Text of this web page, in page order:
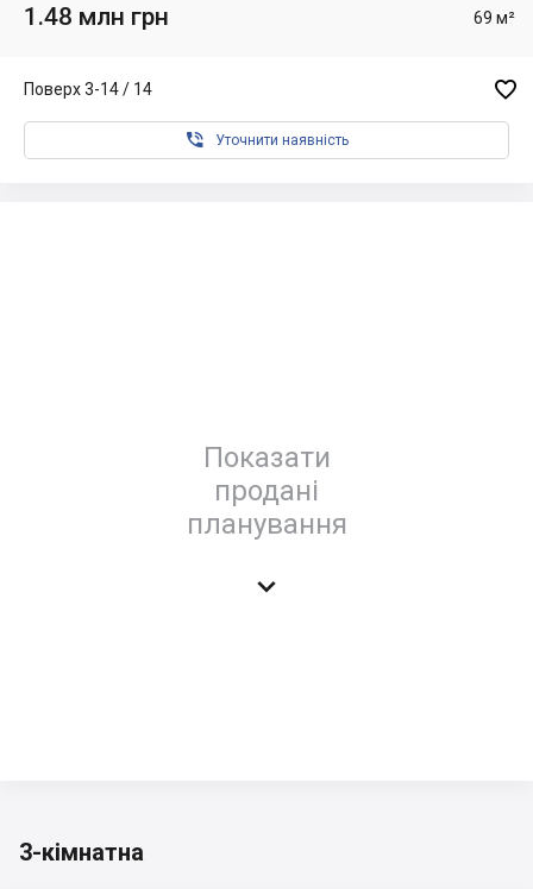
1.48 млн грн 69 м²
Поверх 3-14 / 14 
 Уточнити наявність
Показати
продані
планування

3-кімнатна